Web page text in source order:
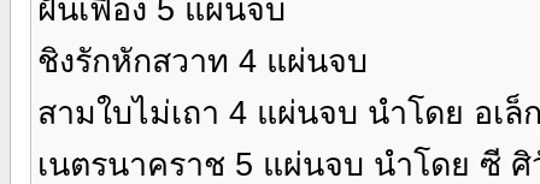
ฝันเฟื่อง 5 แผ่นจบ
ชิงรักหักสวาท 4 แผ่นจบ
สามใบไม่เถา 4 แผ่นจบ นำโดย อเ
เนตรนาคราช 5 แผ่นจบ นำโดย ซี